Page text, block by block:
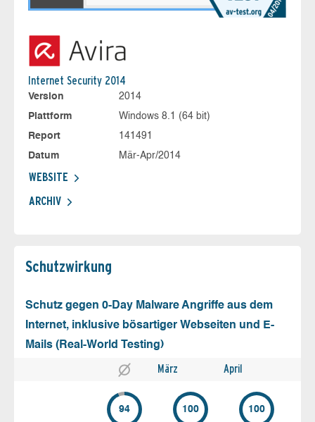
Internet Security 2014
Version
2014
Plattform
Windows 8.1 (64 bit)
Report
141491
Datum
Mär-Apr/2014
WEBSITE
ARCHIV
Schutz­wirkung
Schutz gegen 0-Day Malware Angriffe aus dem
Internet, inklusive bösartiger Webseiten und E-
Mails (Real-World Testing)
März April
94 100 100